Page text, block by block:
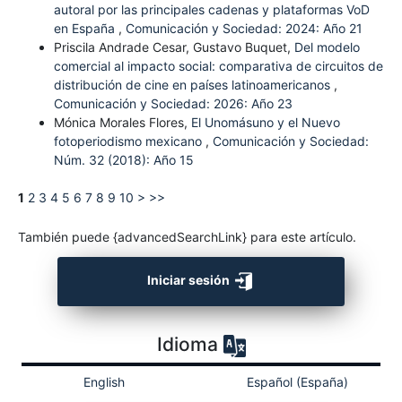
autoral por las principales cadenas y plataformas VoD
en España , Comunicación y Sociedad: 2024: Año 21
Priscila Andrade Cesar, Gustavo Buquet, Del modelo
comercial al impacto social: comparativa de circuitos de
distribución de cine en países latinoamericanos ,
Comunicación y Sociedad: 2026: Año 23
Mónica Morales Flores, El Unomásuno y el Nuevo
fotoperiodismo mexicano , Comunicación y Sociedad:
Núm. 32 (2018): Año 15
1 2 3 4 5 6 7 8 9 10 > >>
También puede {advancedSearchLink} para este artículo.
Iniciar sesión
Idioma
English Español (España)